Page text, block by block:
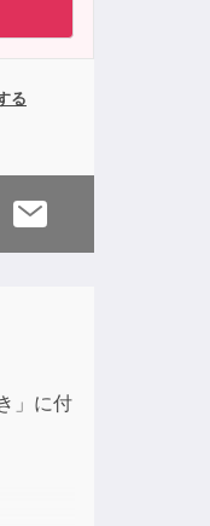
る
」に付